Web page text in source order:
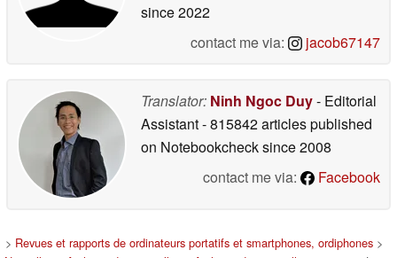
since 2022
contact me via:
jacob67147
Translator: Ninh Ngoc Duy- Editorial
Assistant- 815842 articles published
on Notebookchecksince 2008
contact me via:
Facebook
> Revues et rapports de ordinateurs portatifs et smartphones, ordiphones >